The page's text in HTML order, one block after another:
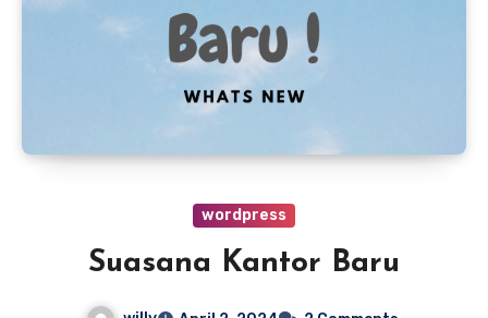
wordpress
Suasana Kantor Baru